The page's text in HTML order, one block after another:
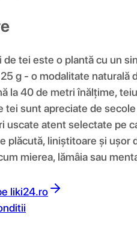
de tei este o plantă cu un
g - o modalitate naturală
la 40 de metri înălțime,
tei sunt apreciate de
uscate atent selectate pe
plăcută, liniștitoare și ușor
mierea, lămâia sau
liki24.ro